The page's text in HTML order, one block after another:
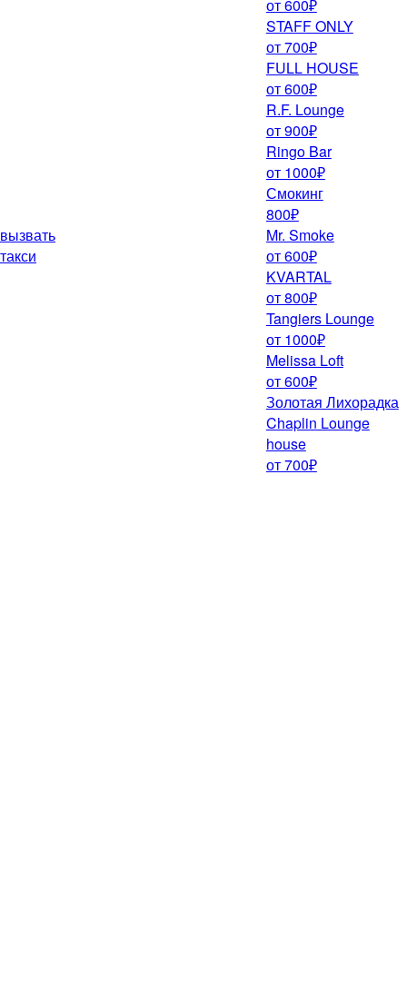
вызвать
такси
от 600₽
STAFF ONLY
от 700₽
FULL HOUSE
от 600₽
R.F. Lounge
от 900₽
Ringo Bar
от 1000₽
Смокинг
800₽
Mr. Smoke
от 600₽
KVARTAL
от 800₽
Tangiers Lounge
от 1000₽
Melissa Loft
от 600₽
Золотая Лихорадка
Chaplin Lounge
house
от 700₽